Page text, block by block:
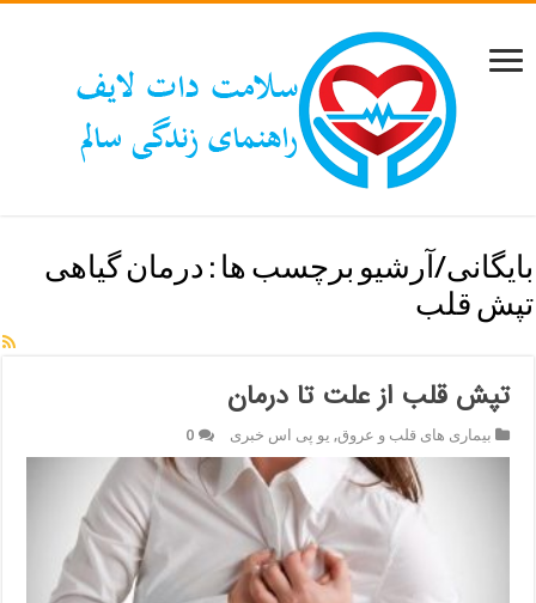
بایگانی/آرشیو برچسب ها : درمان گیاهی
تپش قلب
تپش قلب از علت تا درمان
بیماری های قلب و عروق, یو پی اس خبری 0